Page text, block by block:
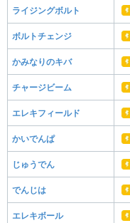
ライジングボルト
ボルトチェンジ
かみなりのキバ
チャージビーム
エレキフィールド
かいでんぱ
じゅうでん
でんじは
エレキボール